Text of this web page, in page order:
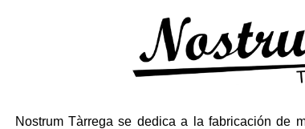
Nostrum Tàrrega se dedica a la fabricación de